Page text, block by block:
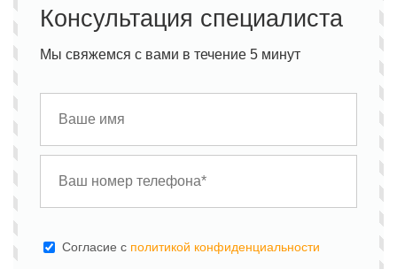
Консультация специалиста
Мы свяжемся с вами в течение 5 минут
Cогласие с политикой конфиденциальности